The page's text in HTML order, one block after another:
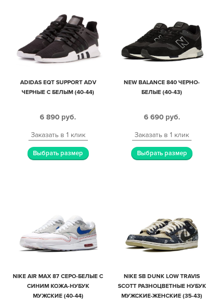
ADIDAS EQT SUPPORT ADV
ЧЕРНЫЕ С БЕЛЫМ (40-44)
6 890 руб.
Заказать в 1 клик
Выбрать размер
NEW BALANCE 840 ЧЕРНО-
БЕЛЫЕ (40-43)
6 690 руб.
Заказать в 1 клик
Выбрать размер
NIKE AIR MAX 87 СЕРО-БЕЛЫЕ С
СИНИМ КОЖА-НУБУК
МУЖСКИЕ (40-44)
NIKE SB DUNK LOW TRAVIS
SCOTT РАЗНОЦВЕТНЫЕ НУБУК
МУЖСКИЕ-ЖЕНСКИЕ (35-43)